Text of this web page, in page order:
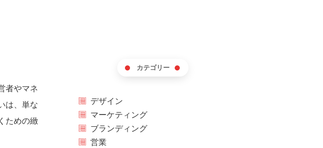
者やマネ
は、単な
ための緻
カテゴリー
デザイン
マーケティング
ブランディング
営業